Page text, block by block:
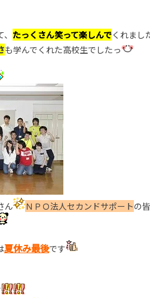
たっくさん笑って楽しんでくれまし
も学んでくれた高校生でしたっ
ん ＮＰＯ法人セカンドサポートの
夏休み最後です